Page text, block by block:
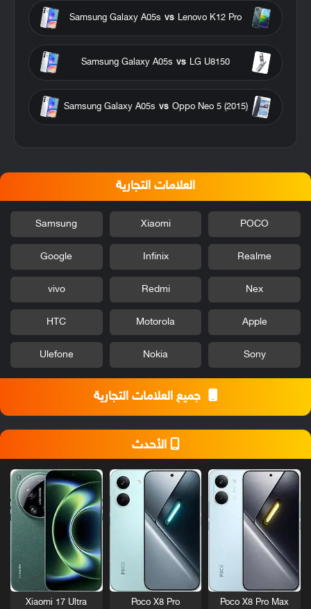
Lenovo K12 Pro
vs
Samsung Galaxy A05s
LG U8150
vs
Samsung Galaxy A05s
Oppo Neo 5 (2015)
vs
Samsung Galaxy A05s
العلامات التجارية
POCO
Xiaomi
Samsung
Realme
Infinix
Google
Nex
Redmi
vivo
Apple
Motorola
HTC
Sony
Nokia
Ulefone
جميع العلامات التجارية
الأحدث
Poco X8 Pro Max
Poco X8 Pro
Xiaomi 17 Ultra